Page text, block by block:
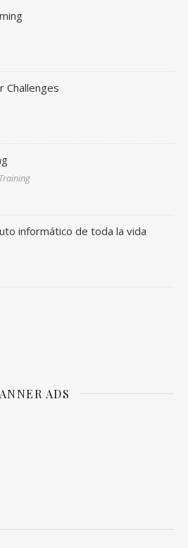
Challenges
informático de toda la vida
ADS